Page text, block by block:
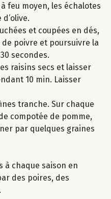
feu moyen, les échalotes
et coupées en dés,
poivre et poursuivre la
secondes.
raisins secs et laisser
10 min. Laisser
tranche. Sur chaque
compotée de pomme,
par quelques graines
à chaque saison en
des poires, des